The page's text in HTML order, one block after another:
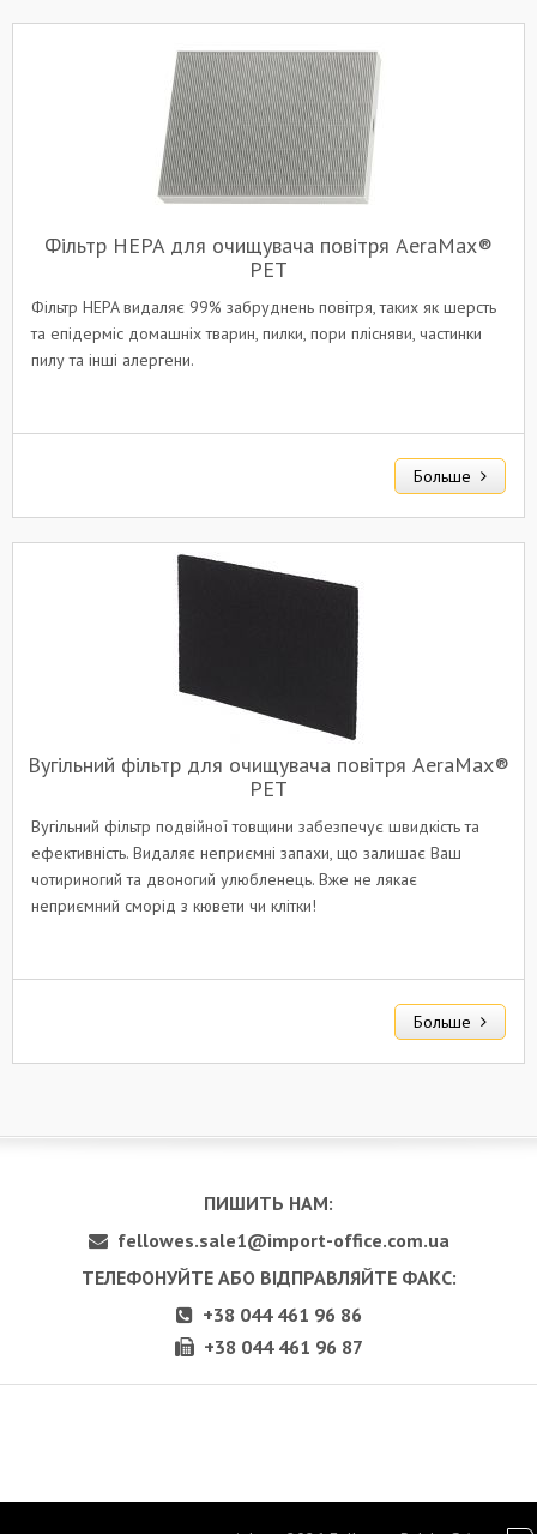
Фільтр HEPA для очищувача повітря AeraMax®
PET
Фільтр HEPA видаляє 99% забруднень повітря, таких як шерсть
та епідерміс домашніх тварин, пилки, пори плісняви, частинки
пилу та інші алергени.
Больше
Вугільний фільтр для очищувача повітря AeraMax®
PET
Вугільний фільтр подвійної товщини забезпечує швидкість та
ефективність. Видаляє неприємні запахи, що залишає Ваш
чотириногий та двоногий улюбленець. Вже не лякає
неприємний сморід з кювети чи клітки!
Больше
ПИШИТЬ НАМ:
fellowes.sale1@import-office.com.ua
ТЕЛЕФОНУЙТЕ АБО ВІДПРАВЛЯЙТЕ ФАКС:
+38 044 461 96 86
+38 044 461 96 87